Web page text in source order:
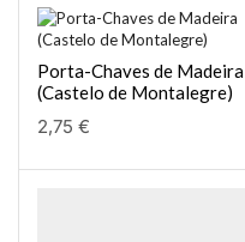
Porta-Chaves de Madeira
(Castelo de Montalegre)
2,75 €